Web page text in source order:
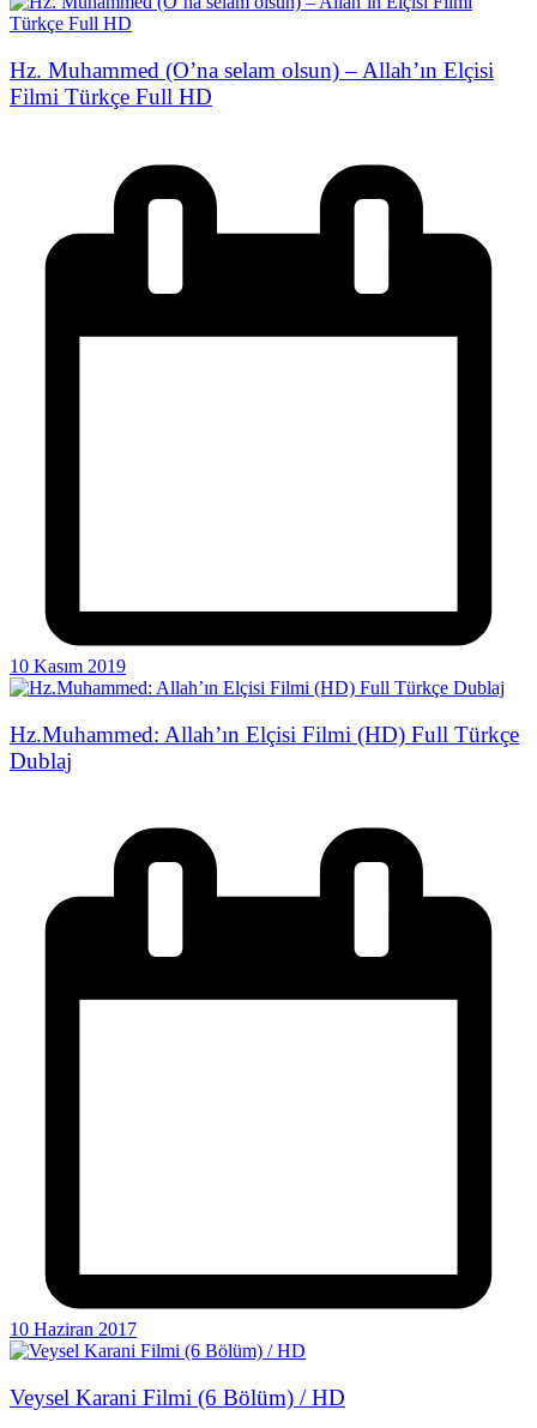
Hz. Muhammed (O’na selam olsun) – Allah’ın Elçisi
Filmi Türkçe Full HD
10 Kasım 2019
Hz.Muhammed: Allah’ın Elçisi Filmi (HD) Full Türkçe
Dublaj
10 Haziran 2017
Veysel Karani Filmi (6 Bölüm) / HD